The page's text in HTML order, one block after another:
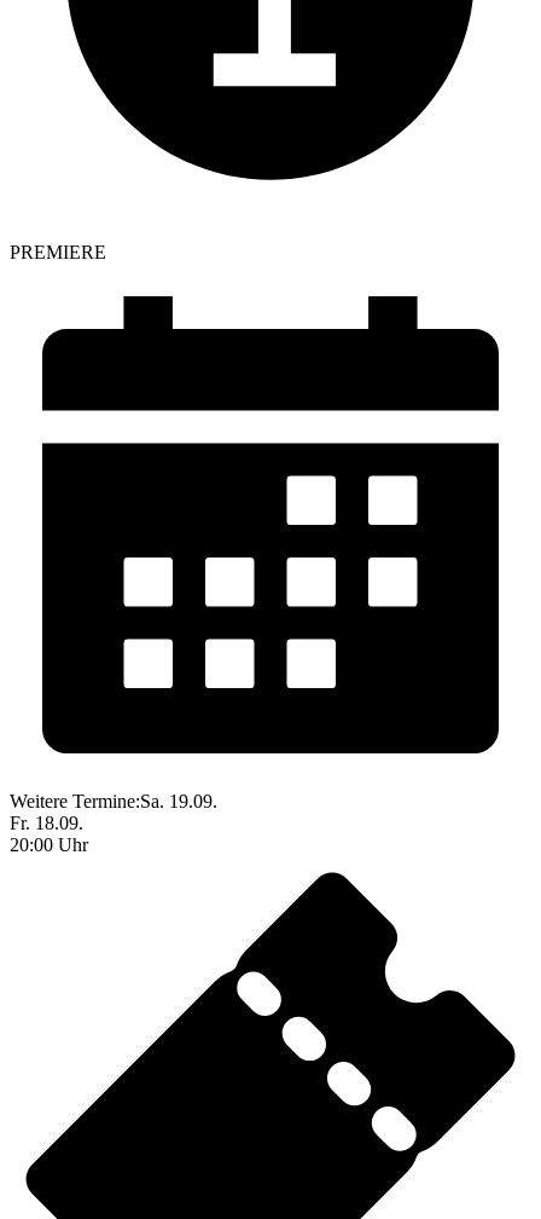
PREMIERE
Weitere Termine:Sa. 19.09.
Fr. 18.09.
20:00 Uhr